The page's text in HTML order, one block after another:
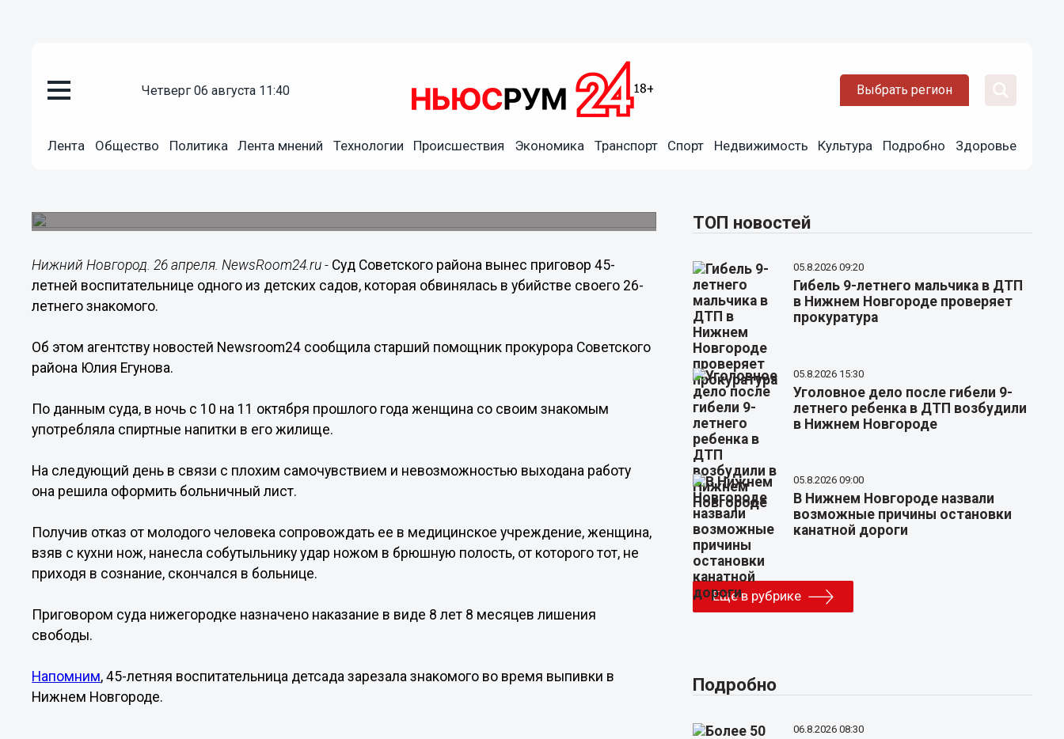
четверг 06 августа 11:40 Выбрать регион
Лента Общество Политика Лента мнений Технологии Происшествия Экономика Транспорт Спорт Недвижимость Культура Подробно Здоровье
Воспитательницу детсада осудили за убийство знакомого в
Нижний Новгород. 26 апреля. NewsRoom24.ru - Суд Советского района вынес приговор 45-
летней воспитательнице одного из детских садов, которая обвинялась в убийстве своего 26-
летнего знакомого.
Об этом агентству новостей Newsroom24 сообщила старший помощник прокурора Советского
района Юлия Егунова.
По данным суда, в ночь с 10 на 11 октября прошлого года женщина со своим знакомым
употребляла спиртные напитки в его жилище.
На следующий день в связи с плохим самочувствием и невозможностью выходана работу
она решила оформить больничный лист.
Получив отказ от молодого человека сопровождать ее в медицинское учреждение, женщина,
взяв с кухни нож, нанесла собутыльнику удар ножом в брюшную полость, от которого тот, не
приходя в сознание, скончался в больнице.
Приговором суда нижегородке назначено наказание в виде 8 лет 8 месяцев лишения
свободы.
Напомним, 45-летняя воспитательница детсада зарезала знакомого во время выпивки в
Нижнем Новгороде.
ТОП новостей
05.8.2026 09:20
Гибель 9-летнего мальчика в ДТП
в Нижнем Новгороде проверяет
прокуратура
05.8.2026 15:30
Уголовное дело после гибели 9-
летнего ребенка в ДТП возбудили
в Нижнем Новгороде
05.8.2026 09:00
В Нижнем Новгороде назвали
возможные причины остановки
канатной дороги
Еще в рубрике
Подробно
06.8.2026 08:30